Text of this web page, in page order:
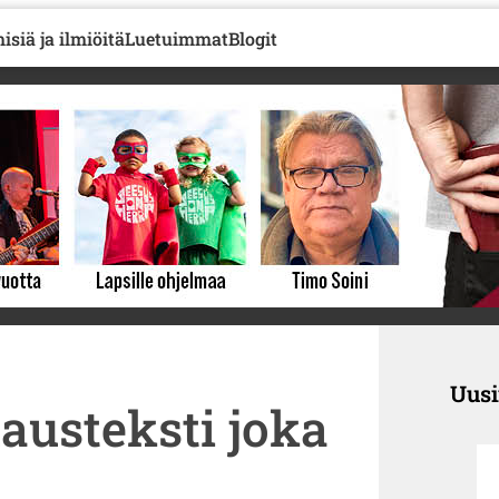
ja ilmiöitäLuetuimmatBlogit
joka